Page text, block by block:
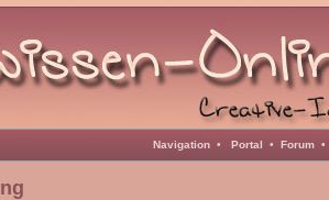
Navigation • Portal • Forum •